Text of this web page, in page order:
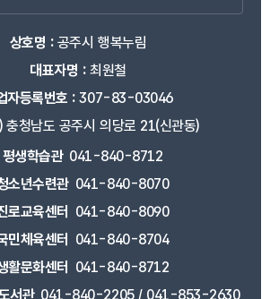
상호명 :공주시 행복누림
대표자명 :최원철
자등록번호 :307-83-03046
충청남도 공주시 의당로 21(신관동)
평생학습관 041-840-8712
소년수련관 041-840-8070
로교육센터
041-840-8090
민체육센터
041-840-8704
활문화센터
041-840-8712
서관 041-840-2205 / 041-853-2630